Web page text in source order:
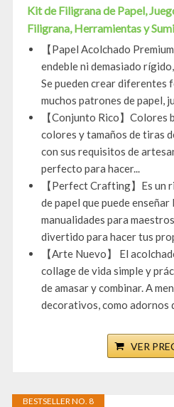
Kit de Filigrana de Papel,
Filigrana, Herramientas y
【Papel Acolchado
endeble ni demasiado
Se pueden crear diferentes
muchos patrones de papel,
【Conjunto Rico】Colores
colores y tamaños de tiras
con sus requisitos de
perfecto para hacer...
【Perfect Crafting】Es un
de papel que puede enseñar
manualidades para
divertido para hacer tus
【Arte Nuevo】 El
collage de vida simple y
de amasar y combinar. A
decorativos, como adornos
VER
BESTSELLER NO. 8